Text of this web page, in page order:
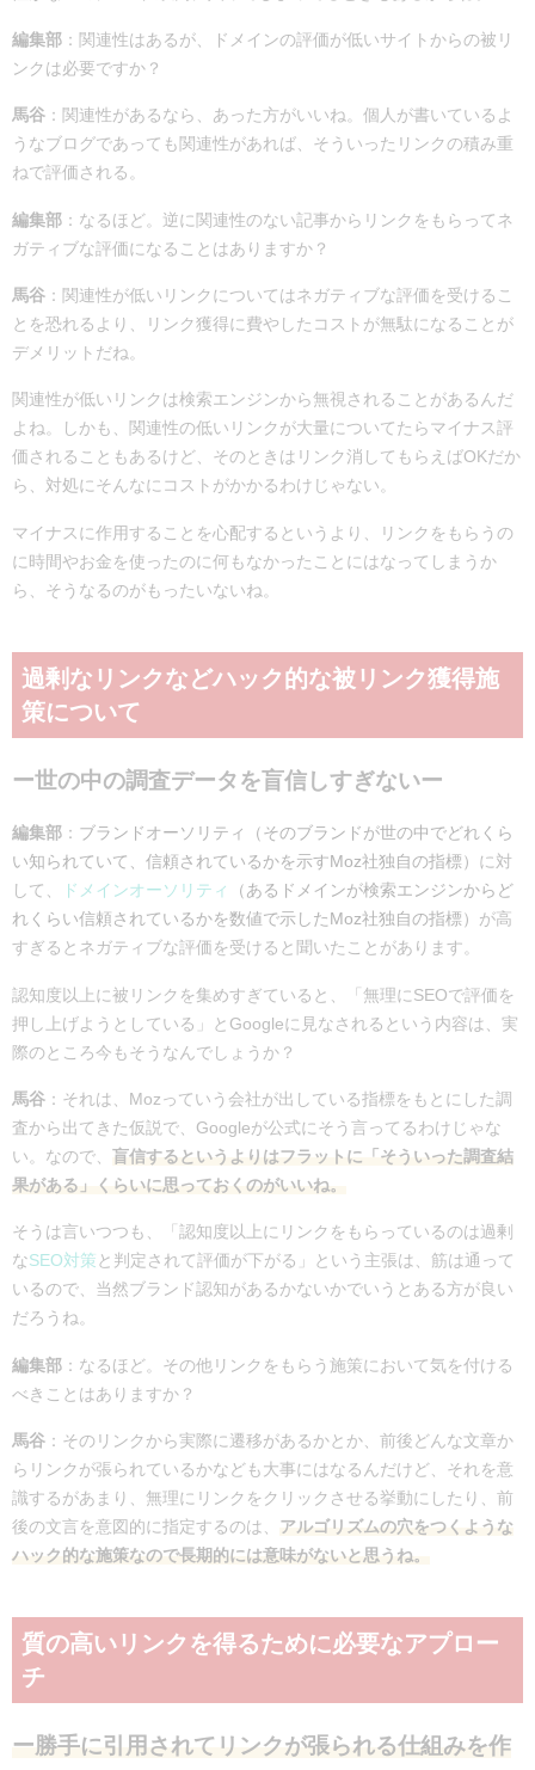
編集部 ：関連性はあるが、ドメインの評価が低いサイトからの被リ
ンクは必要ですか？
馬谷 ：関連性があるなら、あった方がいいね。個人が書いているよ
うなブログであっても関連性があれば、そういったリンクの積み重
ねで評価される。
編集部 ：なるほど。逆に 関連性のない記事からリンクをもらってネ
ガティブな評価になることはありますか？
馬谷 ：関連性が低いリンクについてはネガティブな評価を受けるこ
とを恐れるより、リンク獲得に費やしたコストが無駄になることが
デメリットだね。
関連性が低いリンクは検索エンジンから無視されることがあるんだ
よね。しかも、関連性の低いリンクが大量についてたらマイナス評
価されることもあるけど、そのときはリンク消してもらえばOKだか
ら、対処にそんなにコストがかかるわけじゃない。
マイナスに作用することを心配するというより、リンクをもらうの
に時間やお金を使ったのに何もなかったことにはなってしまうか
ら、そうなるのがもったいないね。
過剰なリンクなどハック的な被リンク獲得施
策について
ー世の中の調査データを盲信しすぎないー
編集部 ： ブランドオーソリティ（そのブランドが世の中でどれくら
い知られていて、信頼されているかを示すMoz社独自の指標） に対
して、
ドメインオーソリティ
（あるドメインが検索エンジンからど
れくらい信頼されているかを数値で示したMoz社独自の指標） が高
すぎるとネガティブな評価を受けると聞いたことがあります。
認知度以上に被リンクを集めすぎていると、「無理にSEOで評価を
押し上げようとしている」とGoogleに見なされるという内容は、実
際のところ今もそうなんでしょうか？
馬谷 ：それは、Mozっていう会社が出している指標をもとにした調
査から出てきた仮説で、Googleが公式にそう言ってるわけじゃな
い。なので、 盲信するというよりはフラットに「そういった調査結
果がある」くらいに思っておくのがいいね。
そうは言いつつも、「認知度以上にリンクをもらっているのは過剰
なSEO対策と判定されて評価が下がる」という主張は、筋は通って
いるので、当然ブランド認知があるかないかでいうとある方が良い
だろうね。
編集部 ： なるほど。その他リンクをもらう施策において気を付ける
べきことはありますか？
馬谷 ：そのリンクから実際に遷移があるかとか、前後どんな文章か
らリンクが張られているかなども大事にはなるんだけど、それを意
識するがあまり、無理にリンクをクリックさせる挙動にしたり、前
後の文言を意図的に指定するのは、 アルゴリズムの穴をつくような
ハック的な施策なので長期的には意味がないと思うね。
質の高いリンクを得るために必要なアプロー
チ
ー勝手に引用されてリンクが張られる仕組みを作